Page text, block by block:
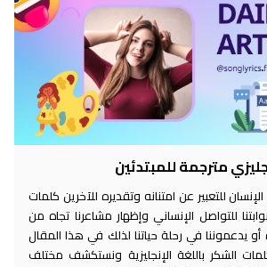
مترجمة للمبتدئين
للتعبير عن امتنانه وتقديره للآخرين كلمات
للتواصل الإنساني وإظهار مشاعرنا تجاه من
يدعموننا في رحلة حياتنا لذلك في هذا المقال
الشكر باللغة الإنجليزية ونستكشف مختلف